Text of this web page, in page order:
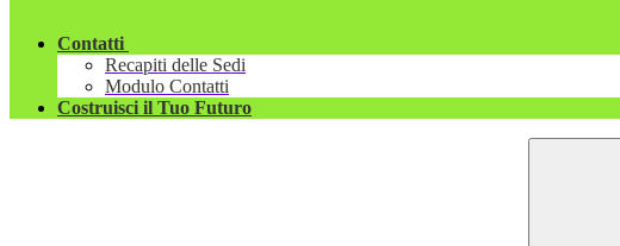
Contatti
Recapiti delle Sedi
Modulo Contatti
Costruisci il Tuo Futuro